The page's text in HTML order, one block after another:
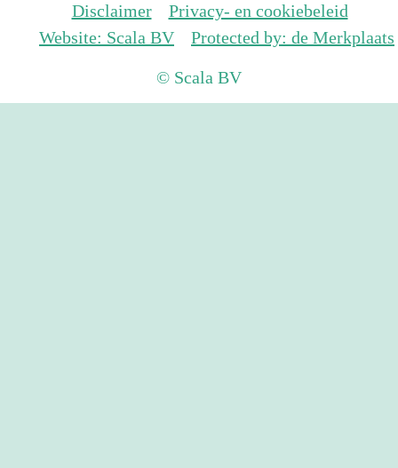
Disclaimer
Privacy- en cookiebeleid
Website: Scala BV
Protected by: de Merkplaats
© Scala BV